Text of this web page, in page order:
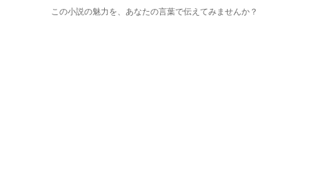
この小説の魅力を、あなたの言葉で伝えてみませんか？